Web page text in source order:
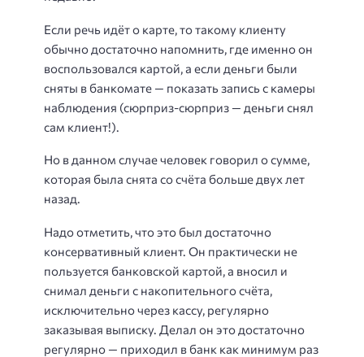
Если речь идёт о карте, то такому клиенту
обычно достаточно напомнить, где именно он
воспользовался картой, а если деньги были
сняты в банкомате — показать запись с камеры
наблюдения (сюрприз-сюрприз — деньги снял
сам клиент!).
Но в данном случае человек говорил о сумме,
которая была снята со счёта больше двух лет
назад.
Надо отметить, что это был достаточно
консервативный клиент. Он практически не
пользуется банковской картой, а вносил и
снимал деньги с накопительного счёта,
исключительно через кассу, регулярно
заказывая выписку. Делал он это достаточно
регулярно — приходил в банк как минимум раз